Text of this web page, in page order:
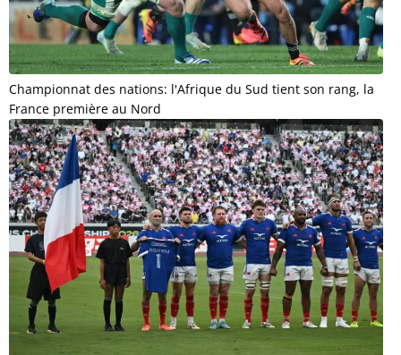
Championnat des nations: l'Afrique du Sud tient son rang, la
France première au Nord